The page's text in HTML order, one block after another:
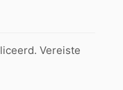
Vereiste